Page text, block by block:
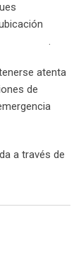
.
atenta
de
a través de